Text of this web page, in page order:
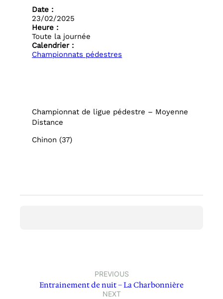
Date :
23/02/2025
Heure :
Toute la journée
Calendrier :
Championnats pédestres
Championnat de ligue pédestre – Moyenne
Distance
Chinon (37)
PREVIOUS
Entrainement de nuit – La Charbonnière
NEXT